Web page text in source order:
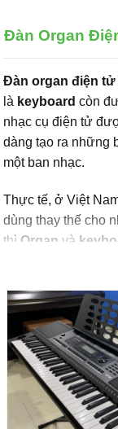
Đàn Organ
Đàn organ điện tử
là keyboard còn
nhạc cụ điện tử
dàng tạo ra những
một ban nhạc.
Thực tế, ở Việt
dùng thay thế cho
thì Organ và
sẽ phân biệt rõ
Ưu điểm dòngđàn
chính làhệ thống
bấm hợp âm ở tay
đủ trống, bass,
trong khi tay phải
Khác với đàn